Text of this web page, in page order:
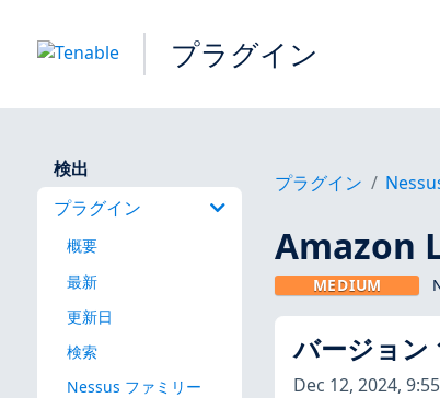
プラグイン
検出
プラグイン
概要
最新
更新日
検索
Nessus ファミリー
プラグイン
Amazon
MEDIUM
バージョン
Dec 12, 2024,